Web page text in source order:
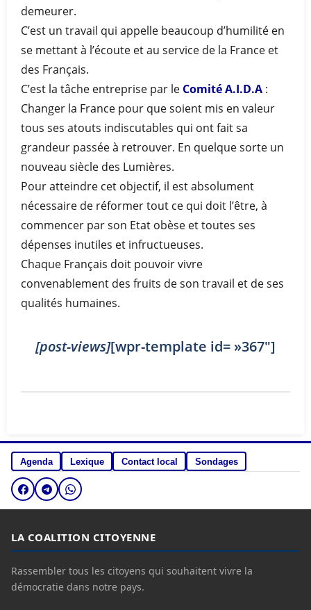
demeurer.
C’est un travail qui appelle beaucoup d’humilité en
se mettant à l’écoute et au service de la France et
des Français.
C’est la tâche entreprise par le Comité A.I.D.A :
Changer la France pour que soient mis en valeur
tous ses atouts indiscutables qui ont fait sa
grandeur passée à retrouver. En quelque sorte un
nouveau siècle des Lumières.
Pour atteindre cet objectif, il est absolument
nécessaire de réformer tout ce qui doit l’être, à
commencer par son Etat obèse et toutes ses
dépenses inutiles et infructueuses.
Chaque Français doit pouvoir vivre
convenablement des fruits de son travail et de ses
qualités humaines.
[post-views][wpr-template id= »367″]
Agenda Lexique Contact local Sondages
LA COALITION CITOYENNE
Rassembler tous les citoyens qui souhaitent vivre la
démocratie dans notre pays.